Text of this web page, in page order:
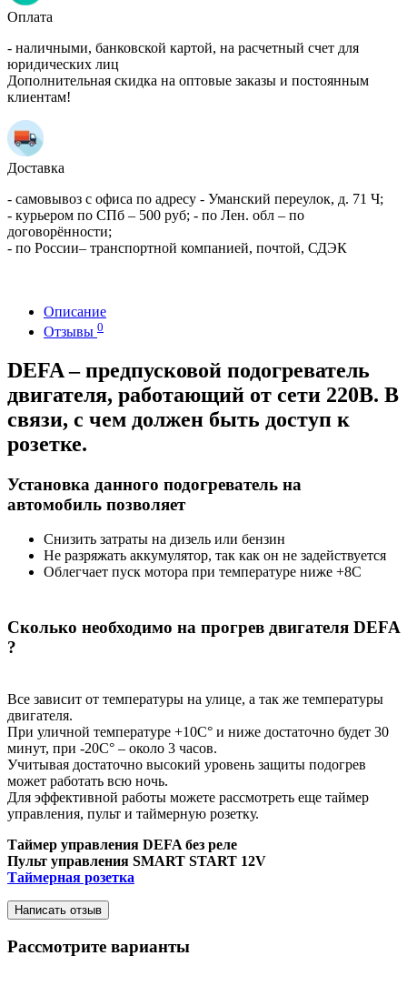
Оплата
- наличными, банковской картой, на расчетный счет для
юридических лиц
Дополнительная скидка на оптовые заказы и постоянным
клиентам!
Доставка
- самовывоз с офиса по адресу - Уманский переулок, д. 71 Ч;
- курьером по СПб – 500 руб; - по Лен. обл – по
договорённости;
- по России– транспортной компанией, почтой, СДЭК
Описание
Отзывы 0
DEFA – предпусковой подогреватель
двигателя, работающий от сети 220В. В
связи, с чем должен быть доступ к
розетке.
Установка данного подогреватель на
автомобиль позволяет
Снизить затраты на дизель или бензин
Не разряжать аккумулятор, так как он не задействуется
Облегчает пуск мотора при температуре ниже +8С
Сколько необходимо на прогрев двигателя DEFA
?
Все зависит от температуры на улице, а так же температуры
двигателя.
При уличной температуре +10С° и ниже достаточно будет 30
минут, при -20С° – около 3 часов.
Учитывая достаточно высокий уровень защиты подогрев
может работать всю ночь.
Для эффективной работы можете рассмотреть еще таймер
управления, пульт и таймерную розетку.
Таймер управления DEFA без реле
Пульт управления SMART START 12V
Таймерная розетка
Написать отзыв
Рассмотрите варианты